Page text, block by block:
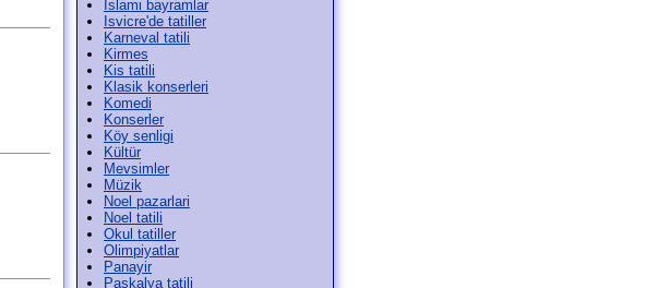
Islami bayramlar
Isvicre'de tatiller
Karneval tatili
Kirmes
Kis tatili
Klasik konserleri
Komedi
Konserler
Köy senligi
Kültür
Mevsimler
Müzik
Noel pazarlari
Noel tatili
Okul tatiller
Olimpiyatlar
Panayir
Paskalya tatili